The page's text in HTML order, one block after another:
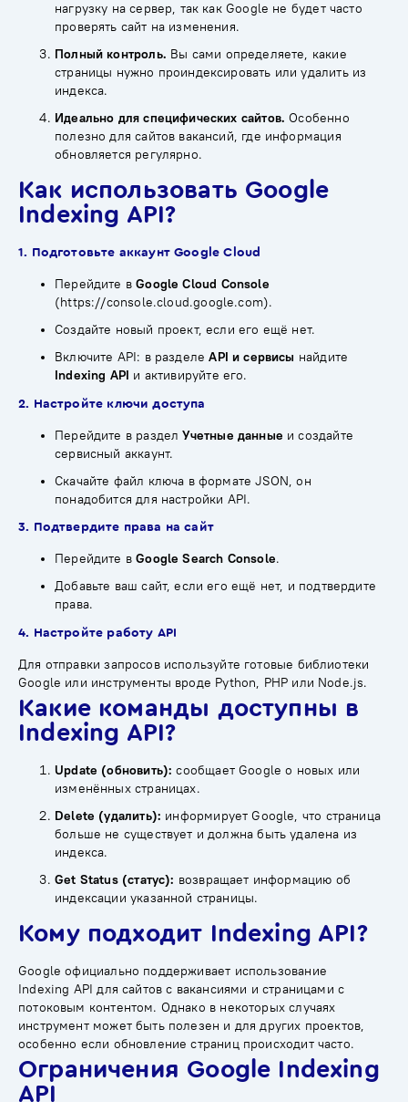
нагрузку на сервер, так как Google не будет часто
проверять сайт на изменения.
Полный контроль. Вы сами определяете, какие
страницы нужно проиндексировать или удалить из
индекса.
Идеально для специфических сайтов. Особенно
полезно для сайтов вакансий, где информация
обновляется регулярно.
Как использовать Google
Indexing API?
1. Подготовьте аккаунт Google Cloud
Перейдите вGoogle Cloud Console
(https://console.cloud.google.com).
Создайте новый проект, если его ещё нет.
Включите API: в разделеAPI и сервисы найдите
Indexing API и активируйте его.
2. Настройте ключи доступа
Перейдите в разделУчетные данные и создайте
сервисный аккаунт.
Скачайте файл ключа в формате JSON, он
понадобится для настройки API.
3. Подтвердите права на сайт
Перейдите вGoogle Search Console.
Добавьте ваш сайт, если его ещё нет, и подтвердите
права.
4. Настройте работу API
Для отправки запросов используйте готовые библиотеки
Google или инструменты вроде Python, PHP или Node.js.
Какие команды доступны в
Indexing API?
Update (обновить): сообщает Google о новых или
изменённых страницах.
Delete (удалить): информирует Google, что страница
больше не существует и должна быть удалена из
индекса.
Get Status (статус): возвращает информацию об
индексации указанной страницы.
Кому подходит Indexing API?
Google официально поддерживает использование
Indexing API для сайтов с вакансиями и страницами с
потоковым контентом. Однако в некоторых случаях
инструмент может быть полезен и для других проектов,
особенно если обновление страниц происходит часто.
Ограничения Google Indexing
API